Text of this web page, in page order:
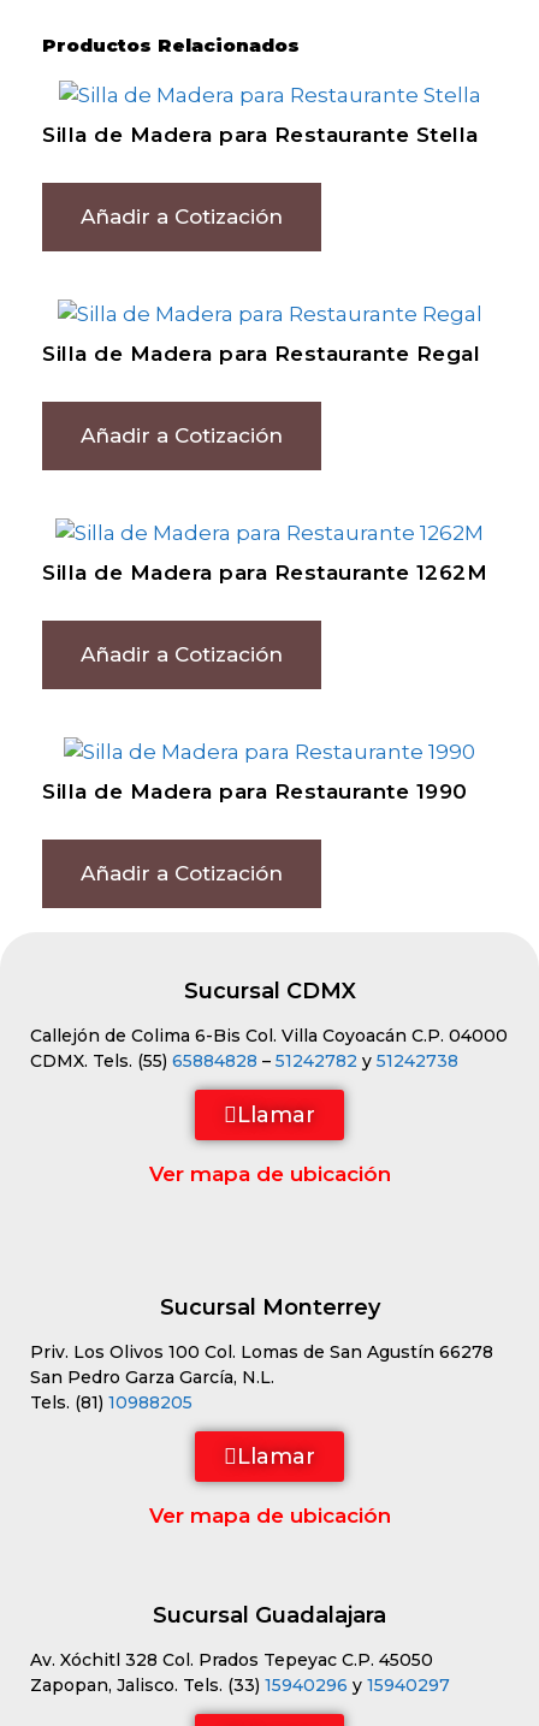
Productos Relacionados
Silla de Madera para Restaurante Stella
Añadir a Cotización
Silla de Madera para Restaurante Regal
Añadir a Cotización
Silla de Madera para Restaurante 1262M
Añadir a Cotización
Silla de Madera para Restaurante 1990
Añadir a Cotización
Sucursal CDMX
Callejón de Colima 6-Bis Col. Villa Coyoacán C.P. 04000
CDMX. Tels. (55) 65884828 – 51242782 y 51242738
Llamar
Ver mapa de ubicación
Sucursal Monterrey
Priv. Los Olivos 100 Col. Lomas de San Agustín 66278
San Pedro Garza García, N.L.
Tels. (81) 10988205
Llamar
Ver mapa de ubicación
Sucursal Guadalajara
Av. Xóchitl 328 Col. Prados Tepeyac C.P. 45050
Zapopan, Jalisco. Tels. (33) 15940296 y 15940297